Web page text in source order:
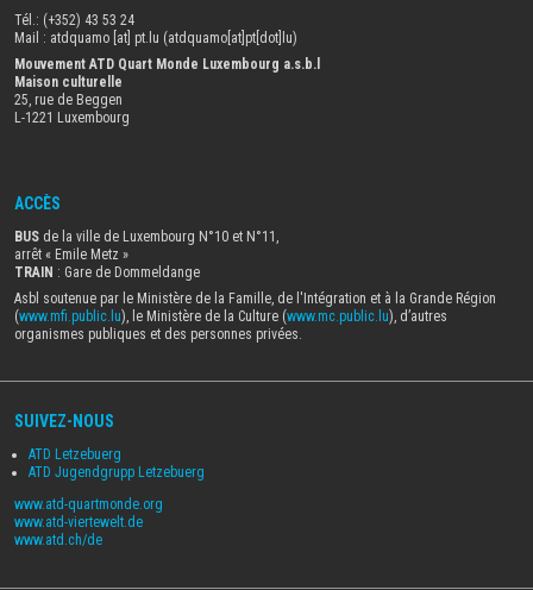
SUIVEZ-NOUS
ATD Letzebuerg
ATD Jugendgrupp Letzebuerg
www.atd-quartmonde.org
www.atd-viertewelt.de
www.atd.ch/de
Tél.: (+352) 43 53 24
Mail : atdquamo [at] pt. lu (atdquamo[at]pt[dot]lu)
Mouvement ATD Quart Monde Luxembourg a.s.b.l
Maison culturelle
25, rue de Beggen
L-1221 Luxembourg
ACCÈS
BUS de la ville de Luxembourg N°10 et N°11,
arrêt « Emile Metz »
TRAIN : Gare de Dommeldange
Asbl soutenue par le Ministère de la Famille, de l'Intégration et à la Grande Région
(www.mfi.public.lu), le Ministère de la Culture (www.mc.public.lu), d’autres
organismes publiques et des personnes privées.